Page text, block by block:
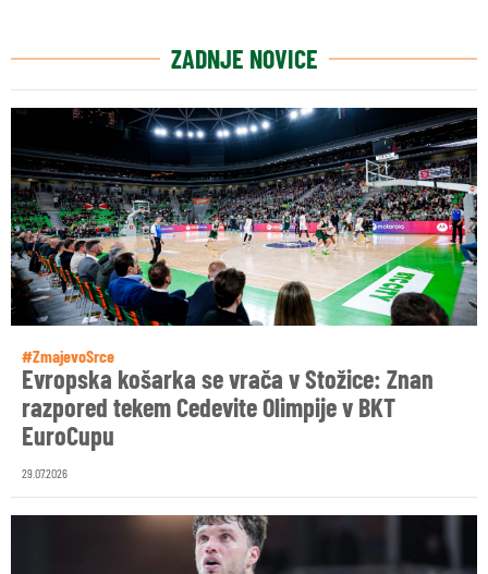
ZADNJE NOVICE
#ZmajevoSrce
Evropska košarka se vrača v Stožice: Znan
razpored tekem Cedevite Olimpije v BKT
EuroCupu
29.07.2026